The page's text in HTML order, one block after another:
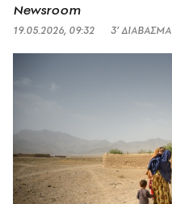
Newsroom
19.05.2026, 09:32 3’ ΔΙΑΒΑΣΜΑ